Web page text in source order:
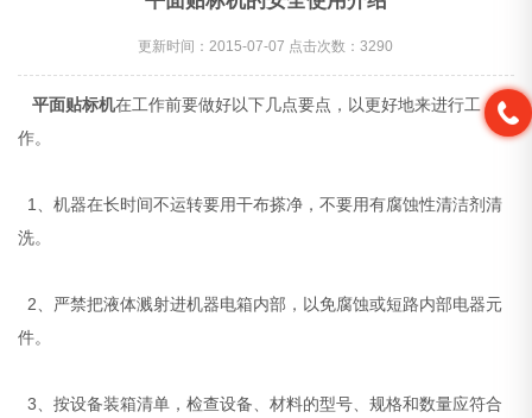
更新时间：2015-07-07 点击次数：3290
平面贴标机在工作前要做好以下几点要点，以更好地来进行工
作。
1、机器在长时间不运转要用干布搽净，不要用有腐蚀性清洁剂清
洗。
2、严禁把液体溅射进机器电箱内部，以免腐蚀或短路内部电器元
件。
3、按设备装箱清单，检查设备、材料的型号、规格和数量应符合